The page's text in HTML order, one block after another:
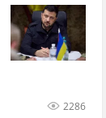
2286